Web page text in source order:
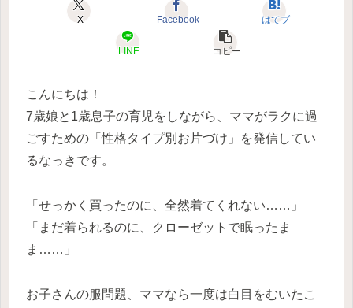
X Facebook はてブ
LINE コピー
こんにちは！
7歳娘と1歳息子の育児をしながら、ママがラクに過
ごすための「性格タイプ別お片づけ」を発信してい
るなっきです。
「せっかく買ったのに、全然着てくれない……」
「まだ着られるのに、クローゼットで眠ったま
ま……」
お子さんの服問題、ママなら一度は白目をむいたこ